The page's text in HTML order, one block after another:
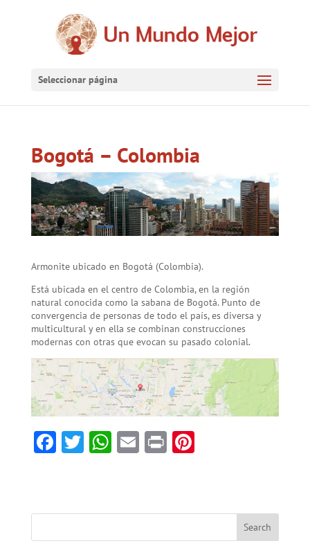
Seleccionar página
Bogotá – Colombia
Armonite ubicado en Bogotá (Colombia).
Está ubicada en el centro de Colombia, en la región
natural conocida como la sabana de Bogotá. Punto de
convergencia de personas de todo el país, es diversa y
multicultural y en ella se combinan construcciones
modernas con otras que evocan su pasado colonial.
F
b
T
er
W
sA
E
l
Pr Pi
es